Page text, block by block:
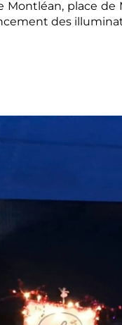
Montléan, place de
des